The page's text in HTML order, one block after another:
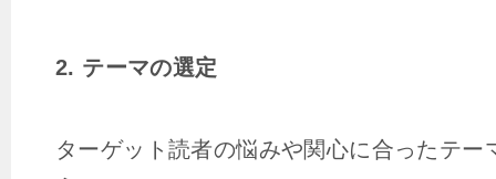
2. テーマの選定
ターゲット読者の悩みや関心に合ったテー